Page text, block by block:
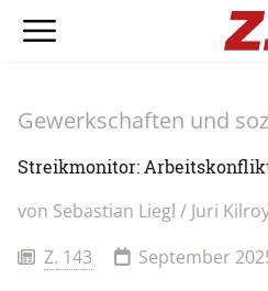
Gewerkschaften und
Streikmonitor:
von Sebastian Liegl / Juri
Z. 143
September